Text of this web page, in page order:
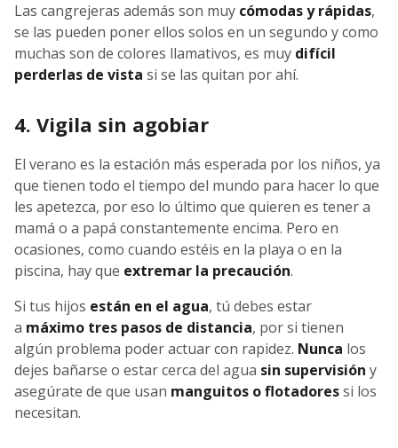
Las cangrejeras además son muy cómodas y rápidas,
se las pueden poner ellos solos en un segundo y como
muchas son de colores llamativos, es muy difícil
perderlas de vista si se las quitan por ahí.
4. Vigila sin agobiar
El verano es la estación más esperada por los niños, ya
que tienen todo el tiempo del mundo para hacer lo que
les apetezca, por eso lo último que quieren es tener a
mamá o a papá constantemente encima. Pero en
ocasiones, como cuando estéis en la playa o en la
piscina, hay que extremar la precaución.
Si tus hijos están en el agua, tú debes estar
a máximo tres pasos de distancia, por si tienen
algún problema poder actuar con rapidez. Nunca los
dejes bañarse o estar cerca del agua sin supervisión y
asegúrate de que usan manguitos o flotadoressi los
necesitan.